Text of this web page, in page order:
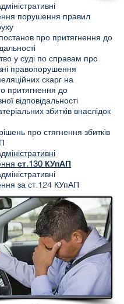
порушення правил
про притягнення до
у суді по справам про
правопорушення
скарг на
притягнення до
відповідальності
збитків внаслідок
про стягнення збитків
ст.130 КУпАП
за ст.124 КУпАП